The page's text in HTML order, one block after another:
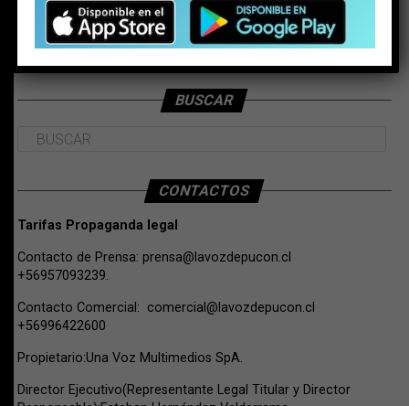
BUSCAR
CONTACTOS
Tarifas Propaganda legal
Contacto de Prensa: prensa@lavozdepucon.cl
+56957093239.
Contacto Comercial: comercial@lavozdepucon.cl
+56996422600
Propietario:Una Voz Multimedios SpA.
Director Ejecutivo(Representante Legal Titular y Director